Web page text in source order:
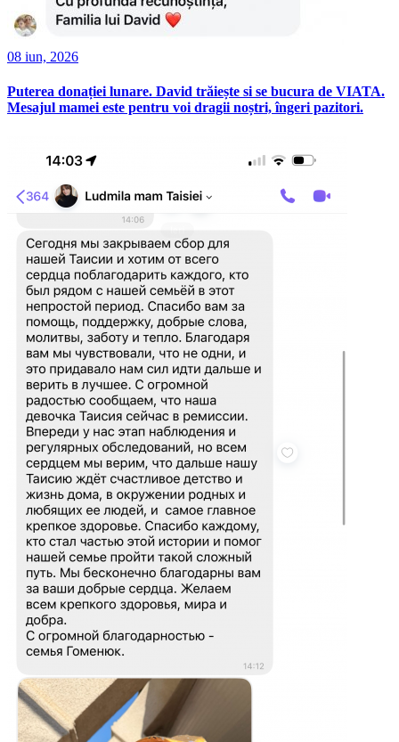
08 iun, 2026
Puterea donației lunare. David trăiește si se bucura de VIATA.
Mesajul mamei este pentru voi dragii noștri, îngeri pazitori.